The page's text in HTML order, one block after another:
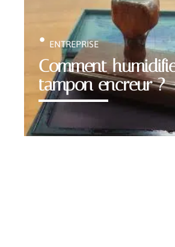
Comment
tampon encreur ?
ENTREPRISE